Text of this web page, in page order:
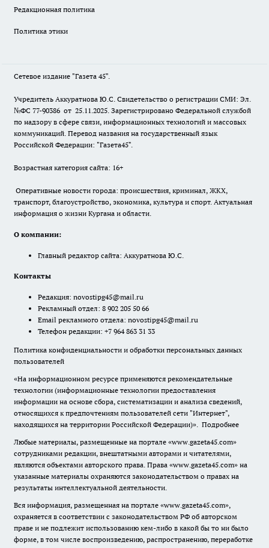
Редакционная политика
Политика этики
Сетевое издание "Газета 45".
Учредитель Аккуратнова Ю.С. Свидетельство о регистрации СМИ: Эл.
№ФС 77-90386 от 25.11.2025. Зарегистрировано Федеральной службой
по надзору в сфере связи, информационных технологий и массовых
коммуникаций. Перевод названия на государственный язык
Российской Федерации: "Газета45".
Возрастная категория сайта: 16+
Оперативные новости города: происшествия, криминал, ЖКХ,
транспорт, благоустройство, экономика, культура и спорт. Актуальная
информация о жизни Кургана и области.
О компании:
Главный редактор сайта: Аккуратнова Ю.С.
Контакты
Редакция: novostipg45@mail.ru
Рекламный отдел: 8 902 205 50 66
Email рекламного отдела: novostipg45@mail.ru
Телефон редакции: +7 964 863 31 33
Политика конфиденциальности и обработки персональных данных
пользователей
«На информационном ресурсе применяются рекомендательные
технологии (информационные технологии предоставления
информации на основе сбора, систематизации и анализа сведений,
относящихся к предпочтениям пользователей сети "Интернет",
находящихся на территории Российской Федерации)». Подробнее
Любые материалы, размещенные на портале «www.gazeta45.com»
сотрудниками редакции, внештатными авторами и читателями,
являются объектами авторского права. Права «www.gazeta45.com» на
указанные материалы охраняются законодательством о правах на
результаты интеллектуальной деятельности.
Вся информация, размещенная на портале «www.gazeta45.com»,
охраняется в соответствии с законодательством РФ об авторском
праве и не подлежит использованию кем-либо в какой бы то ни было
форме, в том числе воспроизведению, распространению, переработке